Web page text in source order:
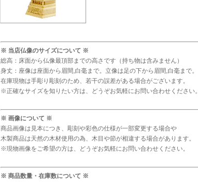
※ 当店仏像のサイズについて ※
総高：床面から仏像最頂部までの高さです（持ち物は含みません）
身丈：座像は座面から眉間,白毫まで。立像は足の下から眉間,白毫まで。
在庫現物は手彫り彫刻のため、若干の誤差がある場合がございます。
※正確なサイズを知りたい方は、どうぞお気軽にお問い合わせください。
※ 画像について ※
商品画像は見本につき、彫刻や彩色の仕様が一部変更する場合や
木製商品は天然の木材使用の為、木目や節が相違する場合があります。
※現物画像をご希望の方は、どうぞお気軽にお問い合わせください。
※ 商品数量・在庫数について ※